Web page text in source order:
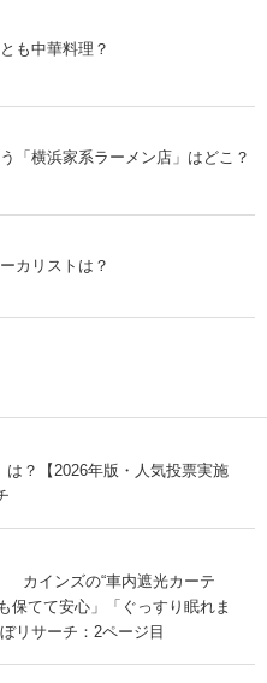
も中華料理？
「横浜家系ラーメン店」はどこ？
カリストは？
？【2026年版・人気投票実施
カインズの“車内遮光カーテ
てて安心」「ぐっすり眠れま
リサーチ：2ページ目